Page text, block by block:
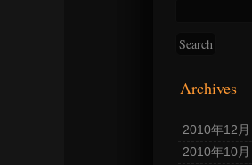
Archives
2010年12月
2010年10月